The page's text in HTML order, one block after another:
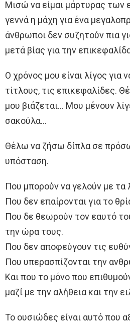
Μισώ να είμαι μάρτυρας
γεννά η μάχη για ένα
άνθρωποι δεν συζητούν πια
μετά βίας για την
Ο χρόνος μου είναι λίγος για
τίτλους, τις επικεφαλίδες.
μου βιάζεται… Μου μένουν
σακούλα…
Θέλω να ζήσω δίπλα σε
υπόσταση.
Που μπορούν να γελούν με τα
Που δεν επαίρονται για το
Που δε θεωρούν τον εαυτό
την ώρα τους.
Που δεν αποφεύγουν τις
Που υπερασπίζονται την
Και που το μόνο που
μαζί με την αλήθεια και την
Το ουσιώδες είναι αυτό που